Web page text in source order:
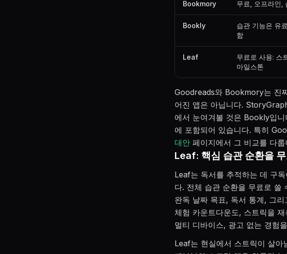
Bookmory 무료, 오프라인,
Bookly
습관 기능은 유
함
Leaf
무료로 사용: 스
마일스톤
Goodreads와 Bookmory는 진
어진 앱은 아닙니다.
에서 눈여겨볼 것은 Bookly입
에 포함되어 있습니다. 특히
대안 페이지에서 그 비교를 다룹
Leaf: 핵심 습관 순환을
Leaf는 독서를 추적하는 데 구
다. 전체 습관 순환을 무료로 쓸
완독 날짜 목표, 독서 통계, 그
체험 카운트다운도, 스트릭을
멀티 디바이스, 광고 없는 경험
Leaf는 현실에서 스트릭이 살아